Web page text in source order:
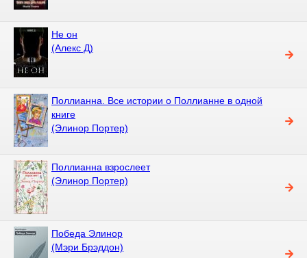
Не он
(Алекс Д)
Поллианна. Все истории о Поллианне в одной
книге
(Элинор Портер)
Поллианна взрослеет
(Элинор Портер)
Победа Элинор
(Мэри Брэддон)